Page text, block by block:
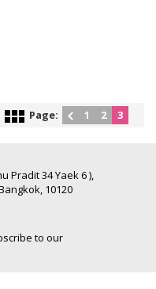
Page: 1 2 3
Pradit 34 Yaek 6 ),
10120
to our